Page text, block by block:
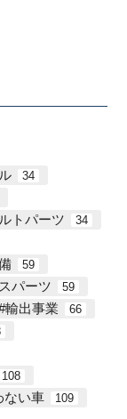
34
トパーツ 34
59
パーツ 59
輸出事業 66
108
ない車 109